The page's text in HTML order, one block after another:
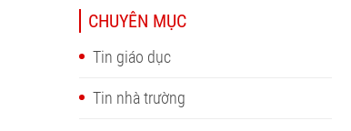
CHUYÊN MỤC
Tin giáo dục
Tin nhà trường